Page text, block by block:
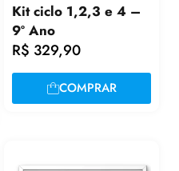
Kit ciclo 1,2,3 e 4 –
9º Ano
R$ 329,90
COMPRAR